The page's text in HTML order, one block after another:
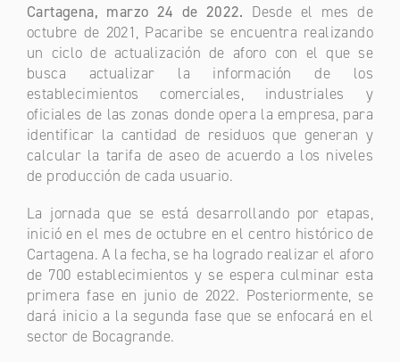
Cartagena, marzo 24 de 2022. Desde el mes de
octubre de 2021, Pacaribe se encuentra realizando
un ciclo de actualización de aforo con el que se
busca actualizar la información de los
establecimientos comerciales, industriales y
oficiales de las zonas donde opera la empresa, para
identificar la cantidad de residuos que generan y
calcular la tarifa de aseo de acuerdo a los niveles
de producción de cada usuario.
La jornada que se está desarrollando por etapas,
inició en el mes de octubre en el centro histórico de
Cartagena. A la fecha, se ha logrado realizar el aforo
de 700 establecimientos y se espera culminar esta
primera fase en junio de 2022. Posteriormente, se
dará inicio a la segunda fase que se enfocará en el
sector de Bocagrande.